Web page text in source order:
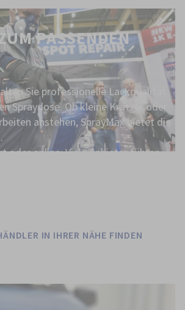
PASSENDEN
Sie professionelle Lackqualität
Spraydose. Ob kleine Kratzer oder
anstehen, SprayMax bietet die
oder online: Viele Anbieter führen
IN IHRER NÄHE FINDEN